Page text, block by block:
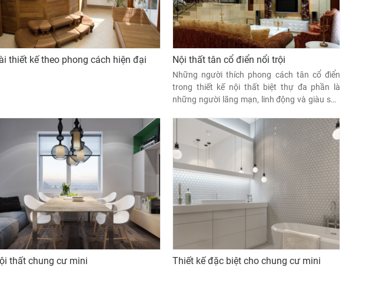
thiết kế theo phong cách hiện đại Nội thất tân cổ điển nổi trội
Những người thích phong cách tân cổ điển
trong thiết kế nội thất biệt thự đa phần là
những người lãng mạn, linh động và giàu sức
kết hợp hoàn hảo giữa những đường nét tinh
xảo cổ điển và sự cách tân tươi mới, tạo nên
sức hút khó cưỡng.
thất chung cư mini Thiết kế đặc biệt cho chung cư mini